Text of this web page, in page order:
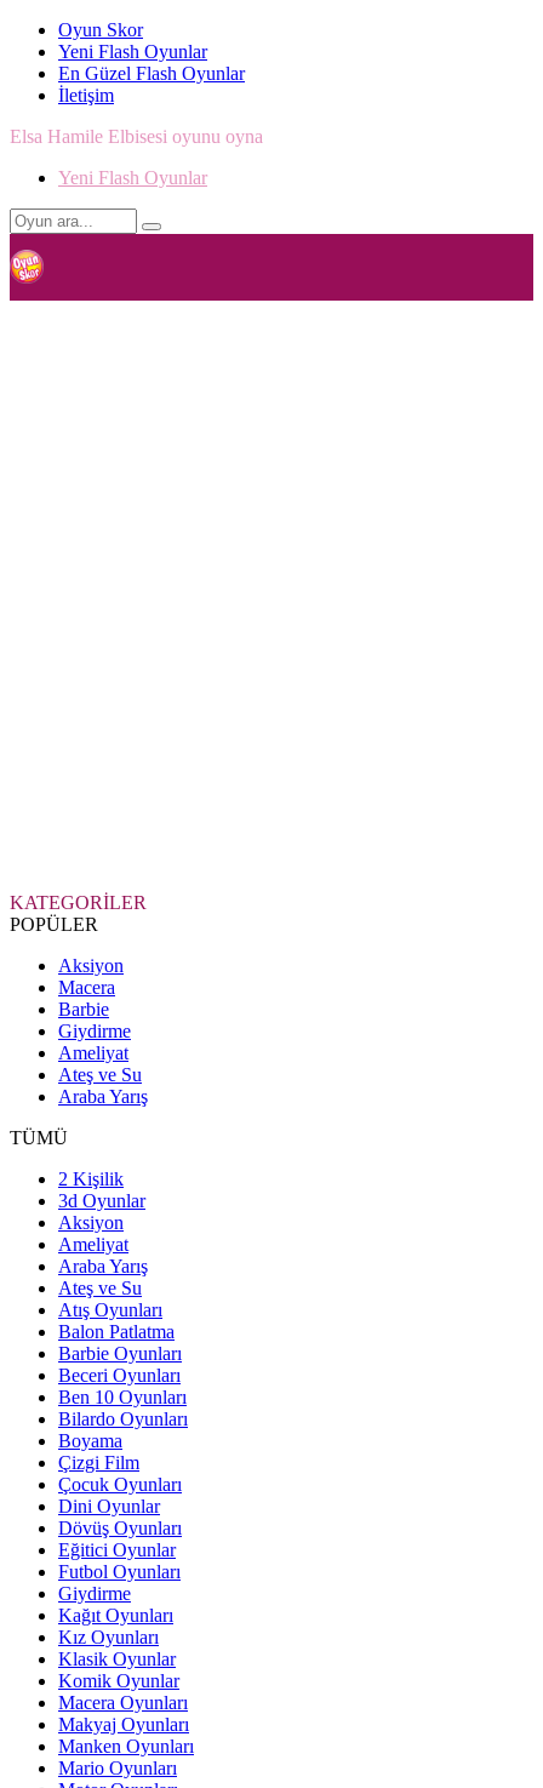
Oyun Skor
Yeni Flash Oyunlar
En Güzel Flash Oyunlar
İletişim
Elsa Hamile Elbisesi oyunu oyna
Yeni Flash Oyunlar
KATEGORİLER
POPÜLER
Aksiyon
Macera
Barbie
Giydirme
Ameliyat
Ateş ve Su
Araba Yarış
TÜMÜ
2 Kişilik
3d Oyunlar
Aksiyon
Ameliyat
Araba Yarış
Ateş ve Su
Atış Oyunları
Balon Patlatma
Barbie Oyunları
Beceri Oyunları
Ben 10 Oyunları
Bilardo Oyunları
Boyama
Çizgi Film
Çocuk Oyunları
Dini Oyunlar
Dövüş Oyunları
Eğitici Oyunlar
Futbol Oyunları
Giydirme
Kağıt Oyunları
Kız Oyunları
Klasik Oyunlar
Komik Oyunlar
Macera Oyunları
Makyaj Oyunları
Manken Oyunları
Mario Oyunları